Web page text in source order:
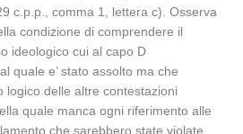
c.p.p., comma 1, lettera c). Osserva
condizione di comprendere il
ideologico cui al capo D
quale e’ stato assolto ma che
logico delle altre contestazioni
quale manca ogni riferimento alle
che sarebbero state violate.